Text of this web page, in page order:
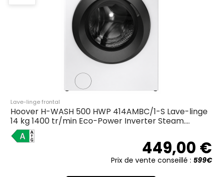
Lave-linge frontal
Hoover H-WASH 500 HWP 414AMBC/1-S Lave-linge
14 kg 1400 tr/min Eco-Power Inverter Steam....
A
449,00 €
Prix de vente conseillé : 599€